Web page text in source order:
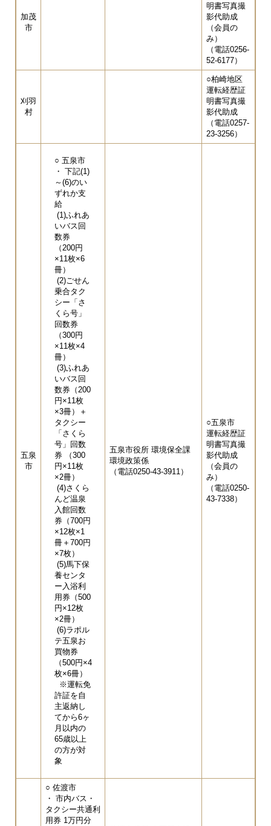
加茂
市
明書写真撮
影代助成
（会員の
み）
（電話0256-
52-6177）
刈羽
村
○柏崎地区
運転経歴証
明書写真撮
影代助成
（電話0257-
23-3256）
五泉
市
○ 五泉市
・ 下記(1)
～(6)のい
ずれか支
給
(1)ふれあ
いバス回
数券
（200円
×11枚×6
冊）
(2)ごせん
乗合タク
シー「さ
くら号」
回数券
（300円
×11枚×4
冊）
(3)ふれあ
いバス回
数券（200
円×11枚
×3冊）＋
タクシー
「さくら
号」回数
券 （300
円×11枚
×2冊）
(4)さくら
んど温泉
入館回数
券（700円
×12枚×1
冊＋700円
×7枚）
(5)馬下保
養センタ
ー入浴利
用券（500
円×12枚
×2冊）
(6)ラポル
テ五泉お
買物券
（500円×4
枚×6冊）
※運転免
許証を自
主返納し
てから6ヶ
月以内の
65歳以上
の方が対
象
五泉市役所 環境保全課
環境政策係
（電話0250-43-3911）
○五泉市
運転経歴証
明書写真撮
影代助成
（会員の
み）
（電話0250-
43-7338）
○ 佐渡市
・ 市内バス・
タクシー共通利
用券 1万円分